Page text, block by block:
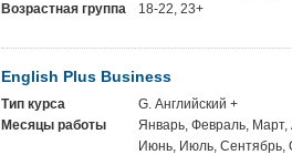
Возрастная группа
18-22, 23+
English Plus Business
Тип курса
G. Английский +
Месяцы работы
Январь, Февраль,
Июнь, Июль, Сентябрь,